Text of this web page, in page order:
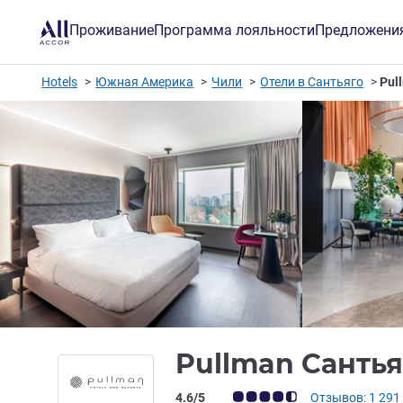
ПроживаниеПрограмма лояльности
Hotels Южная Америка Чили Отели в Сантьяго
Pullman
Примечание: отзывы клиентов
4.6/5 Отзывов: 1 291